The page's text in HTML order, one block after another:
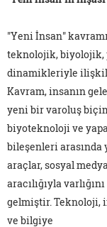
"Yeni İnsan"
teknolojik, biyolojik,
dinamikleriyle
Kavram, insanın
yeni bir varoluş
biyoteknoloji ve
bileşenleri arasında
araçlar, sosyal
aracılığıyla
gelmiştir. Teknoloji,
ve bilgiye